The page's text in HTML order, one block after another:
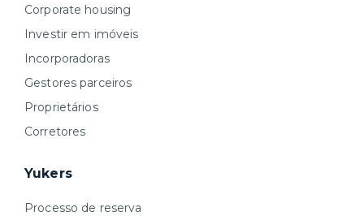
Corporate housing
Investir em imóveis
Incorporadoras
Gestores parceiros
Proprietários
Corretores
Yukers
Processo de reserva